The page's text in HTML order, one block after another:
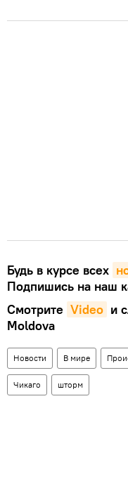
Будь в курсе всех
Подпишись на наш
Смотрите Video и
Moldova
Новости В мире
Чикаго шторм